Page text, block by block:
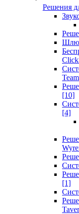
Решения
[10]
[4]
[1]